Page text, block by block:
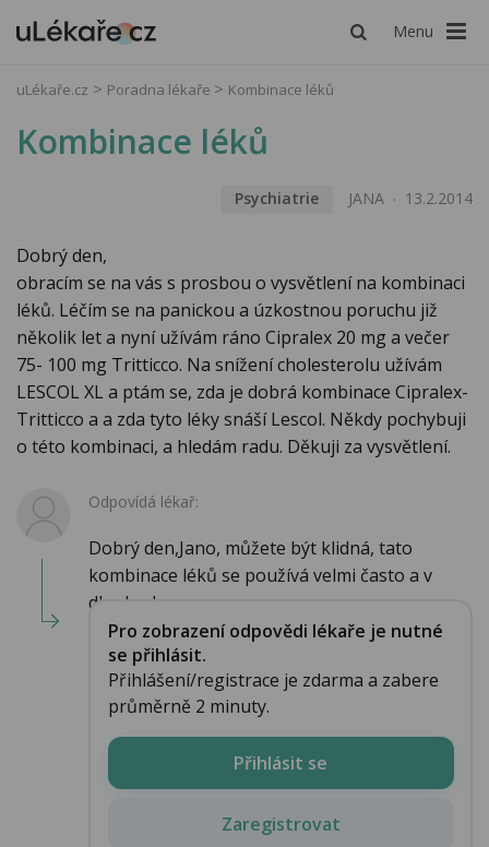
Menu
uLékaře.cz Poradna lékaře Kombinace léků
Kombinace léků
Psychiatrie JANA 13.2.2014
Dobrý den,
obracím se na vás s prosbou o vysvětlení na kombinaci
léků. Léčím se na panickou a úzkostnou poruchu již
několik let a nyní užívám ráno Cipralex 20 mg a večer
75- 100 mg Tritticco. Na snížení cholesterolu užívám
LESCOL XL a ptám se, zda je dobrá kombinace Cipralex-
Tritticco a a zda tyto léky snáší Lescol. Někdy pochybuji
o této kombinaci, a hledám radu. Děkuji za vysvětlení.
Odpovídá lékař:
Dobrý den,Jano, můžete být klidná, tato
kombinace léků se používá velmi často a v
dlouhod...
Pro zobrazení odpovědi lékaře je nutné
se přihlásit.
Přihlášení/registrace je zdarma a zabere
průměrně 2 minuty.
Přihlásit se
Zaregistrovat